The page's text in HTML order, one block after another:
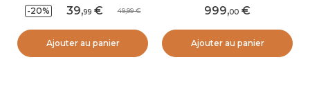
-20% 39,99 49,99
Ajouter au panier
999,00
Ajouter au panier